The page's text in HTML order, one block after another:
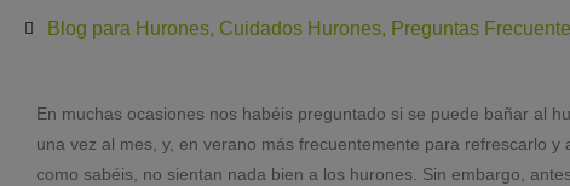
Blog para Hurones, Cuidados Hurones, Preguntas
En muchas ocasiones nos habéis preguntado si se puede bañar al
una vez al mes, y, en verano más frecuentemente para refrescarlo
como sabéis, no sientan nada bien a los hurones. Sin embargo,